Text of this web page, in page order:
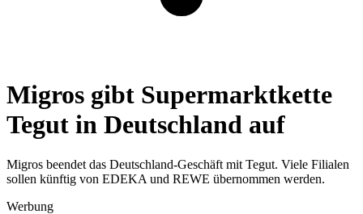
Migros gibt Supermarktkette
Tegut in Deutschland auf
Migros beendet das Deutschland-Geschäft mit Tegut. Viele Filialen
sollen künftig von EDEKA und REWE übernommen werden.
Werbung